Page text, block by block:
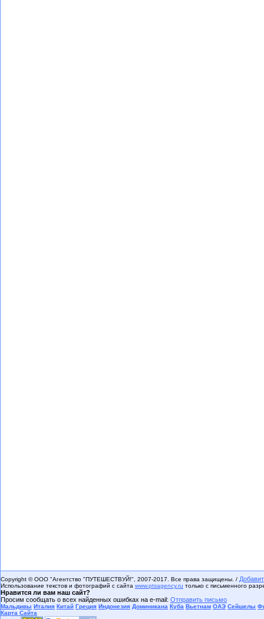
Copyright © ООО "Агентство "ПУТЕШЕСТВУЙ!", 2007-2017. Все права защищены. /
Использование текстов и фотографий с сайта www.ptsagency.ru только с письменного
Нравится ли вам наш сайт?
Просим сообщать о всех найденных ошибках на e-mail: Отправить письмо
Мальдивы Италия Китай Греция Индонезия Доминикана Куба Вьетнам ОАЭ Сейшелы
Карта Сайта